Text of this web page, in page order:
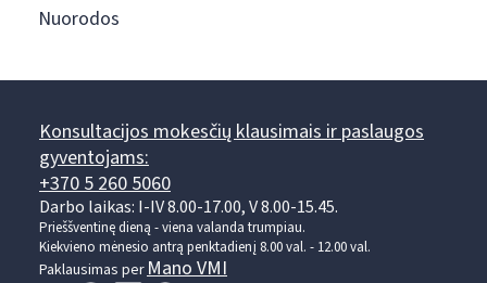
Nuorodos
Konsultacijos mokesčių klausimais ir paslaugos
gyventojams:
+370 5 260 5060
Darbo laikas: I-IV 8.00-17.00, V 8.00-15.45.
Prieššventinę dieną - viena valanda trumpiau.
Kiekvieno mėnesio antrą penktadienį 8.00 val. - 12.00 val.
Paklausimas perMano VMI